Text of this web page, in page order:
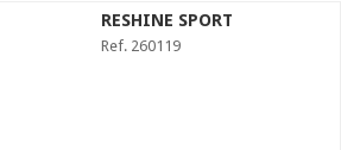
RESHINE SPORT
Ref. 260119